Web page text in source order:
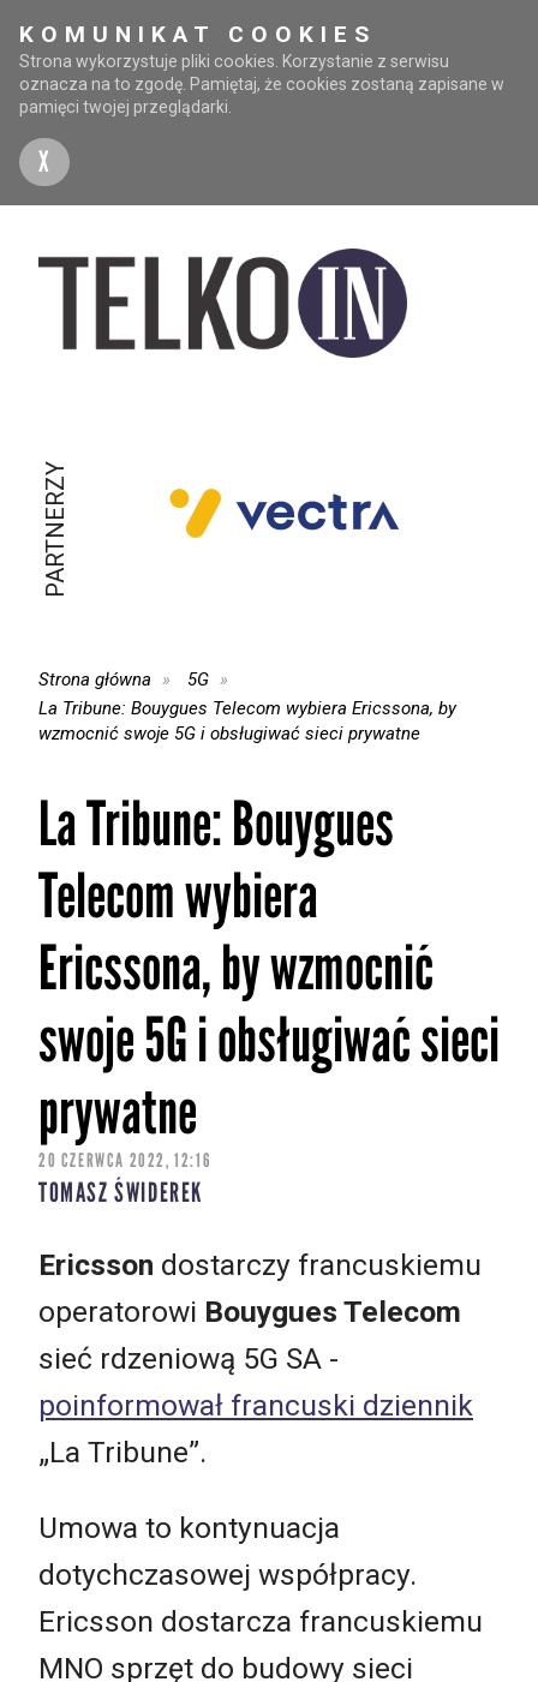
KOMUNIKAT COOKIES
Strona wykorzystuje pliki cookies. Korzystanie z serwisu
oznacza na to zgodę. Pamiętaj, że cookies zostaną zapisane w
pamięci twojej przeglądarki.
X
PARTNERZY
Strona główna
5G
La Tribune: Bouygues Telecom wybiera Ericssona, by
wzmocnić swoje 5G i obsługiwać sieci prywatne
La Tribune: Bouygues
Telecom wybiera
Ericssona, by wzmocnić
swoje 5G i obsługiwać sieci
prywatne
20 CZERWCA 2022, 12:16
TOMASZ ŚWIDEREK
Ericsson dostarczy francuskiemu
operatorowi Bouygues Telecom
sieć rdzeniową 5G SA -
poinformował francuski dziennik
„La Tribune”.
Umowa to kontynuacja
dotychczasowej współpracy.
Ericsson dostarcza francuskiemu
MNO sprzęt do budowy sieci